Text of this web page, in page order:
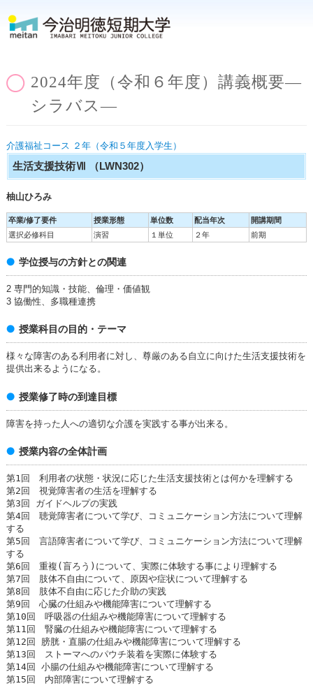
2024年度（令和６年度）講義概要―
シラバス―
介護福祉コース ２年（令和５年度入学生）
生活支援技術Ⅶ （LWN302）
柚山ひろみ
卒業/修了要件 授業形態 単位数 配当年次
開講期間
選択必修科目
演習 １単位 ２年 前期
学位授与の方針との関連
2 専門的知識・技能、倫理・価値観
3 協働性、多職種連携
授業科目の目的・テーマ
様々な障害のある利用者に対し、尊厳のある自立に向けた生活支援技術を
提供出来るようになる。
授業修了時の到達目標
障害を持った人への適切な介護を実践する事が出来る。
授業内容の全体計画
第1回 利用者の状態・状況に応じた生活支援技術とは何かを理解する
第2回 視覚障害者の生活を理解する
第3回 ガイドヘルプの実践
第4回 聴覚障害者について学び、コミュニケーション方法について理解
する
第5回 言語障害者について学び、コミュニケーション方法について理解
する
第6回 重複(盲ろう)について、実際に体験する事により理解する
第7回 肢体不自由について、原因や症状について理解する
第8回 肢体不自由に応じた介助の実践
第9回 心臓の仕組みや機能障害について理解する
第10回 呼吸器の仕組みや機能障害について理解する
第11回 腎臓の仕組みや機能障害について理解する
第12回 膀胱・直腸の仕組みや機能障害について理解する
第13回 ストーマへのパウチ装着を実際に体験する
第14回 小腸の仕組みや機能障害について理解する
第15回 内部障害について理解する